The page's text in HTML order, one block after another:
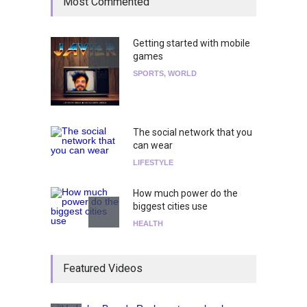
Getting started with mobile
games
SPORTS, WORLD
The social network that you
can wear
LIFESTYLE
How much power do the
biggest cities use
HEALTH
el show de Richie O'Farrill
Featured Videos